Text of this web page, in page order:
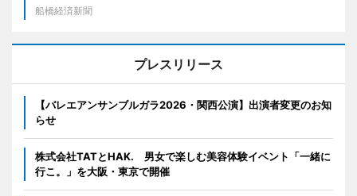
船橋経済新聞
プレスリリース
【バレエアンサンブルガラ2026・関西公演】出演者変更のお知
らせ
株式会社TATとHAK. 男女で楽しむ美容体験イベント「一緒に
行こ。」を大阪・東京で開催